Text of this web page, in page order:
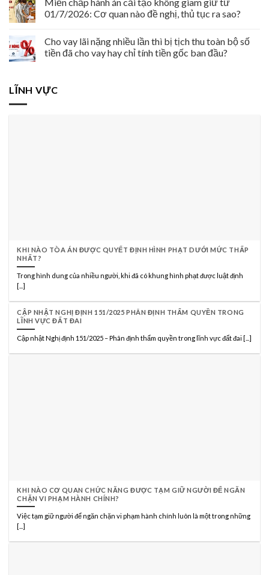
01/7/2026: Cơ quan nào đề nghị, thủ tục ra sao?
Cho vay lãi nặng nhiều lần thì bị tịch thu toàn bộ số
tiền đã cho vay hay chỉ tính tiền gốc ban đầu?
LĨNH VỰC
KHI NÀO TÒA ÁN ĐƯỢC QUYẾT ĐỊNH HÌNH PHẠT DƯỚI MỨC THẤP
NHẤT?
Trong hình dung của nhiều người, khi đã có khung hình phạt được luật định
[...]
CẬP NHẬT NGHỊ ĐỊNH 151/2025 PHÂN ĐỊNH THẨM QUYỀN TRONG
LĨNH VỰC ĐẤT ĐAI
Cập nhật Nghị định 151/2025 – Phân định thẩm quyền trong lĩnh vực đất đai [...]
KHI NÀO CƠ QUAN CHỨC NĂNG ĐƯỢC TẠM GIỮ NGƯỜI ĐỂ NGĂN
CHẶN VI PHẠM HÀNH CHÍNH?
Việc tạm giữ người để ngăn chặn vi phạm hành chính luôn là một trong những
[...]